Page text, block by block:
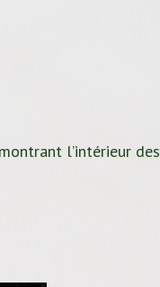
l’intérieur des